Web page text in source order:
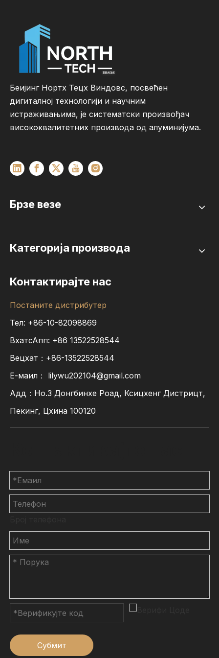
Беијинг Нортх Тецх Виндовс, посвећен
дигиталној технологији и научним
истраживањима, је систематски произвођач
висококвалитетних производа од алуминијума.
Брзе везе
Категорија производа
Контактирајте нас
Постаните дистрибутер
Тел: +86-10-82098869
ВхатсАпп: +86 13522528544
Вецхат：+86-13522528544
Е-маил： lilywu202104@gmail.com
Адд：Но.3 Донгбинхе Роад, Ксицхенг Дистрицт,
Пекинг, Цхина 100120
Субмит